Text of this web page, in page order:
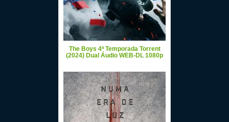
The Boys 4ª Temporada Torrent
(2024) Dual Áudio WEB-DL 1080p